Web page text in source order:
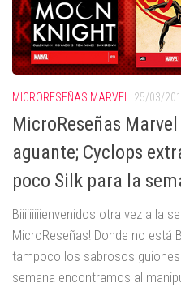
MICRORESEÑAS MARVEL 25/03/
MicroReseñas
aguante; Cyclops
poco Silk para la
Biiiiiiiiienvenidos otra vez a la
MicroReseñas! Donde no está
tampoco los sabrosos guiones
semana encontramos al